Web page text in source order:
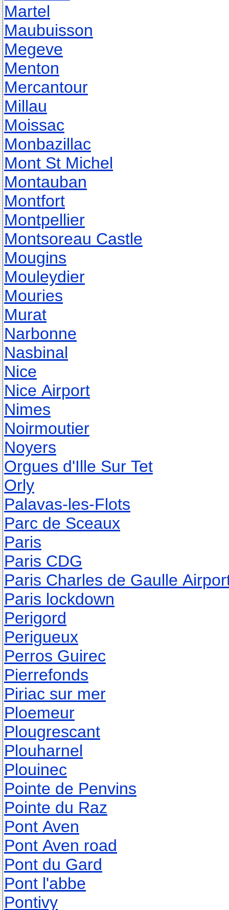
Martel
Maubuisson
Megeve
Menton
Mercantour
Millau
Moissac
Monbazillac
Mont St Michel
Montauban
Montfort
Montpellier
Montsoreau Castle
Mougins
Mouleydier
Mouries
Murat
Narbonne
Nasbinal
Nice
Nice Airport
Nimes
Noirmoutier
Noyers
Orgues d'Ille Sur Tet
Orly
Palavas-les-Flots
Parc de Sceaux
Paris
Paris CDG
Paris Charles de Gaulle
Paris lockdown
Perigord
Perigueux
Perros Guirec
Pierrefonds
Piriac sur mer
Ploemeur
Plougrescant
Plouharnel
Plouinec
Pointe de Penvins
Pointe du Raz
Pont Aven
Pont Aven road
Pont du Gard
Pont l'abbe
Pontivy